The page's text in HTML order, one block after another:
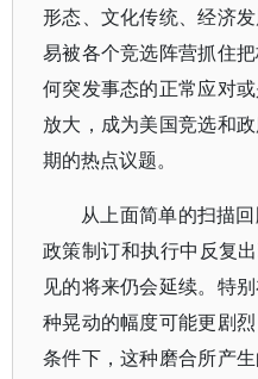
形态、文化传统、经济
易被各个竞选阵营抓住
何突发事态的正常应对
放大，成为美国竞选和
期的热点议题。
从上面简单的扫描
政策制订和执行中反复
见的将来仍会延续。特
种晃动的幅度可能更剧
条件下，这种磨合所产